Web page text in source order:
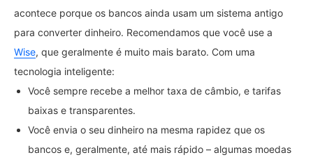
acontece porque os bancos ainda usam um sistema antigo
para converter dinheiro. Recomendamos que você use a
Wise, que geralmente é muito mais barato. Com uma
tecnologia inteligente:
Você sempre recebe a melhor taxa de câmbio, e tarifas
baixas e transparentes.
Você envia o seu dinheiro na mesma rapidez que os
bancos e, geralmente, até mais rápido – algumas moedas